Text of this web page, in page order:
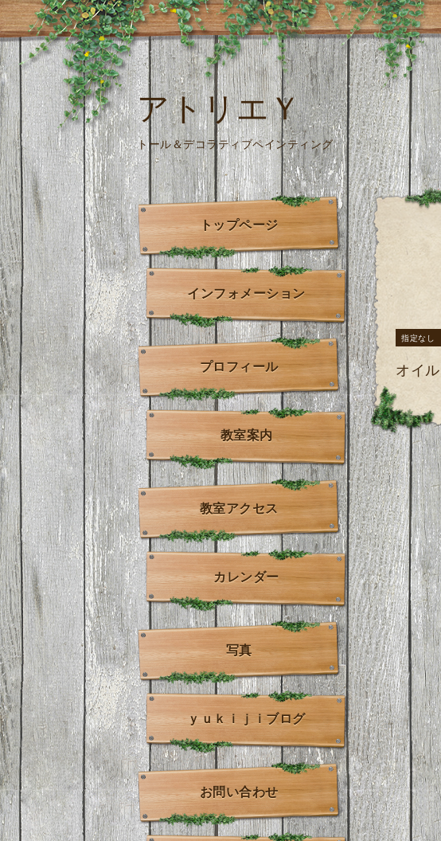
アトリエＹ
トール＆デコラティブペインティング
指定なし
オイ
トップページ
インフォメーション
プロフィール
教室案内
教室アクセス
カレンダー
写真
ｙｕｋｉｊｉブログ
お問い合わせ